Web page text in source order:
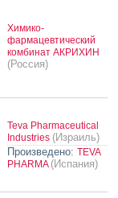
Химико-
фармацевтический
комбинат АКРИХИН
(Россия)
Teva Pharmaceutical
Industries (Израиль)
Произведено: TEVA
PHARMA (Испания)